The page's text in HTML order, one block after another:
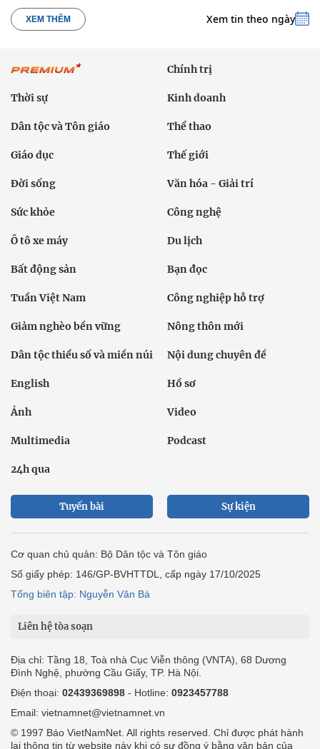
XEM THÊM Xem tin theo ngày
Chính trị
Thời sự Kinh doanh
Dân tộc và Tôn giáo Thể thao
Giáo dục Thế giới
Đời sống Văn hóa - Giải trí
Sức khỏe Công nghệ
Ô tô xe máy Du lịch
Bất động sản Bạn đọc
Tuần Việt Nam Công nghiệp hỗ trợ
Giảm nghèo bền vững Nông thôn mới
Dân tộc thiểu số và miền núi Nội dung chuyên đề
English Hồ sơ
Ảnh Video
Multimedia Podcast
24h qua
Tuyến bài Sự kiện
Cơ quan chủ quản: Bộ Dân tộc và Tôn giáo
Số giấy phép: 146/GP-BVHTTDL, cấp ngày 17/10/2025
Tổng biên tập: Nguyễn Văn Bá
Liên hệ tòa soạn
Địa chỉ: Tầng 18, Toà nhà Cục Viễn thông (VNTA), 68 Dương
Đình Nghệ, phường Cầu Giấy, TP. Hà Nội.
Điện thoại: 02439369898 - Hotline: 0923457788
Email: vietnamnet@vietnamnet.vn
© 1997 Báo VietNamNet. All rights reserved. Chỉ được phát hành
lại thông tin từ website này khi có sự đồng ý bằng văn bản của